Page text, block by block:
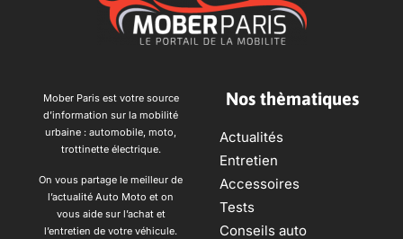
Mober Paris est votre source
d’information sur la mobilité
urbaine : automobile, moto,
trottinette électrique.
On vous partage le meilleur de
l’actualité Auto Moto et on
vous aide sur l’achat et
l’entretien de votre véhicule.
Nos thèmatiques
Actualités
Entretien
Accessoires
Tests
Conseils auto